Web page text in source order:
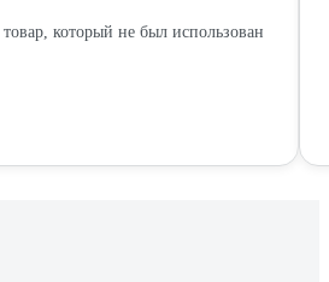
который не был использован